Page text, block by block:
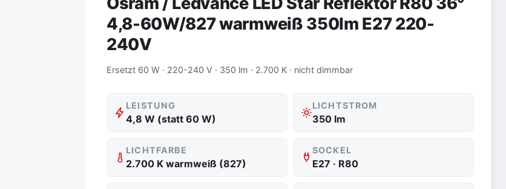
4,8-60W/827 warmweiß 350lm E27 220-
240V
Ersetzt 60 W · 220-240 V · 350 lm · 2.700 K · nicht dimmbar
LEISTUNG
4,8 W (statt 60 W)
LICHTSTROM
350 lm
LICHTFARBE
2.700 K warmweiß (827)
SOCKEL
E27 · R80